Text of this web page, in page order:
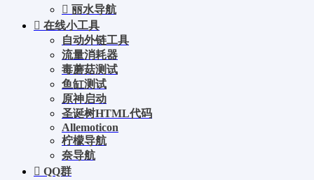
丽水导航
在线小工具
自动外链工具
流量消耗器
毒蘑菇测试
鱼缸测试
原神启动
圣诞树HTML代码
Allemoticon
柠檬导航
奈导航
QQ群